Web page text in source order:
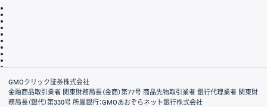
会社案内
GMOクリック証券株式会社
金融商品取引業者 関東財務局長（金商）第77号 商品先物取引業者 銀行代理業者 関東財
務局長（銀代）第330号 所属銀行：GMOあおぞらネット銀行株式会社